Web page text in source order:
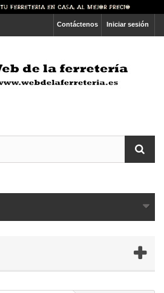
Iniciar sesión
Contáctenos